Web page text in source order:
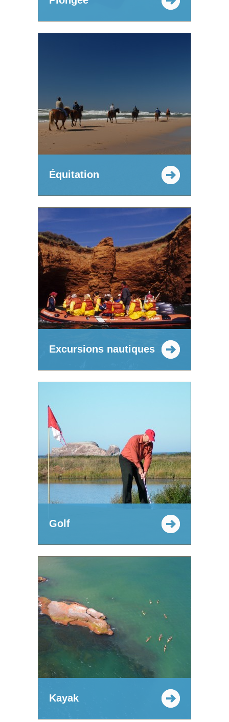
Équitation
Excursions nautiques
Golf
Kayak